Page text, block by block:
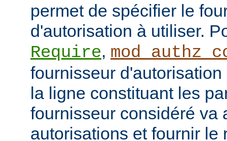
permet de spécifier le
d'autorisation à utiliser.
Require,
fournisseur
la ligne constituant les
fournisseur considéré va
autorisations et fournir le